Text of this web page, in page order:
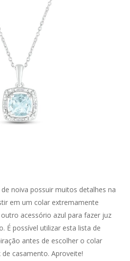
noiva possuir muitos detalhes na
em um colar extremamente
acessório azul para fazer juz
É possível utilizar esta lista de
antes de escolher o colar
casamento. Aproveite!